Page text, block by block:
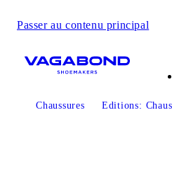
Passer au contenu principal
Chaussures Editions: